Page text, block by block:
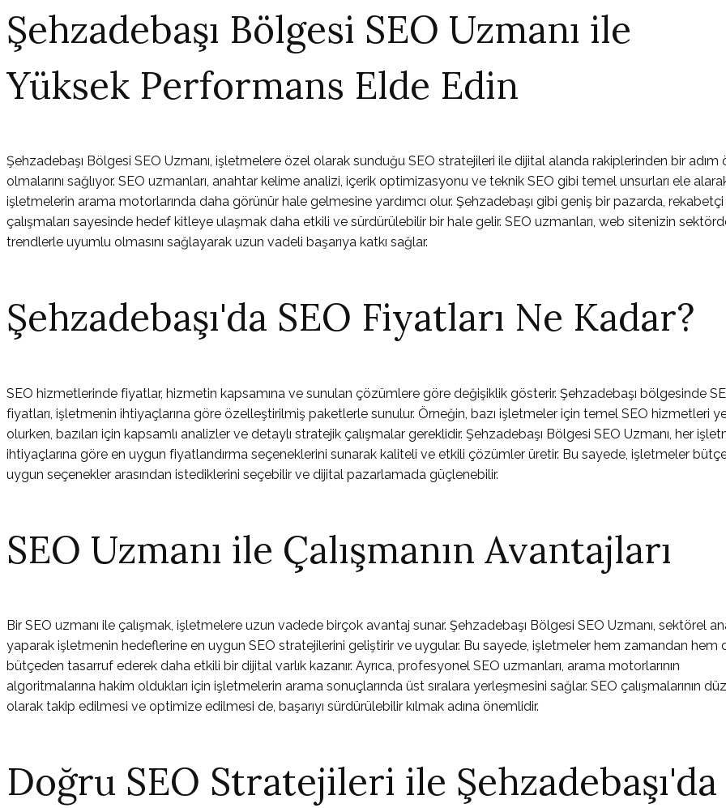
Şehzadebaşı Bölgesi SEO Uzmanı ile
Yüksek Performans Elde Edin
Şehzadebaşı Bölgesi SEO Uzmanı, işletmelere özel olarak sunduğu SEO stratejileri ile dijital alanda rakiplerinden bir adım
olmalarını sağlıyor. SEO uzmanları, anahtar kelime analizi, içerik optimizasyonu ve teknik SEO gibi temel unsurları ele
işletmelerin arama motorlarında daha görünür hale gelmesine yardımcı olur. Şehzadebaşı gibi geniş bir pazarda, rekabetçi
çalışmaları sayesinde hedef kitleye ulaşmak daha etkili ve sürdürülebilir bir hale gelir. SEO uzmanları, web sitenizin
trendlerle uyumlu olmasını sağlayarak uzun vadeli başarıya katkı sağlar.
Şehzadebaşı'da SEO Fiyatları Ne Kadar?
SEO hizmetlerinde fiyatlar, hizmetin kapsamına ve sunulan çözümlere göre değişiklik gösterir. Şehzadebaşı bölgesinde
fiyatları, işletmenin ihtiyaçlarına göre özelleştirilmiş paketlerle sunulur. Örneğin, bazı işletmeler için temel SEO hizmetleri
olurken, bazıları için kapsamlı analizler ve detaylı stratejik çalışmalar gereklidir. Şehzadebaşı Bölgesi SEO Uzmanı, her
ihtiyaçlarına göre en uygun fiyatlandırma seçeneklerini sunarak kaliteli ve etkili çözümler üretir. Bu sayede, işletmeler
uygun seçenekler arasından istediklerini seçebilir ve dijital pazarlamada güçlenebilir.
SEO Uzmanı ile Çalışmanın Avantajları
Bir SEO uzmanı ile çalışmak, işletmelere uzun vadede birçok avantaj sunar. Şehzadebaşı Bölgesi SEO Uzmanı, sektörel
yaparak işletmenin hedeflerine en uygun SEO stratejilerini geliştirir ve uygular. Bu sayede, işletmeler hem zamandan hem
bütçeden tasarruf ederek daha etkili bir dijital varlık kazanır. Ayrıca, profesyonel SEO uzmanları, arama motorlarının
algoritmalarına hakim oldukları için işletmelerin arama sonuçlarında üst sıralara yerleşmesini sağlar. SEO çalışmalarının
olarak takip edilmesi ve optimize edilmesi de, başarıyı sürdürülebilir kılmak adına önemlidir.
Doğru SEO Stratejileri ile Şehzadebaşı'da